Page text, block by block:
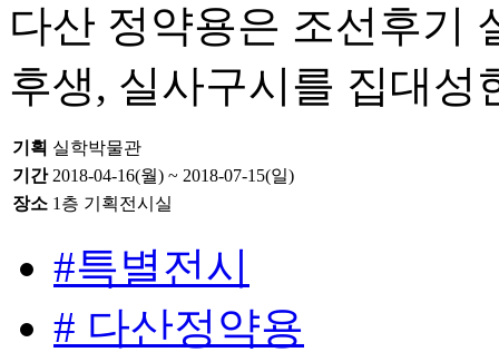
다산 정약용은 조선후기
후생, 실사구시를 집대성
기획 실학박물관
기간 2018-04-16(월) ~ 2018-07-15(일)
장소 1층 기획전시실
#특별전시
# 다산정약용